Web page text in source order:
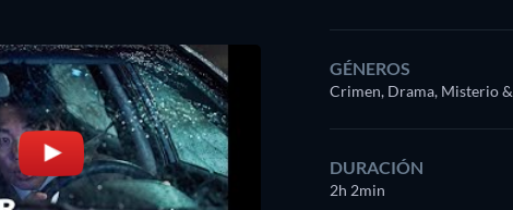
GÉNEROS
Crimen, Drama, Misterio &
DURACIÓN
2h 2min